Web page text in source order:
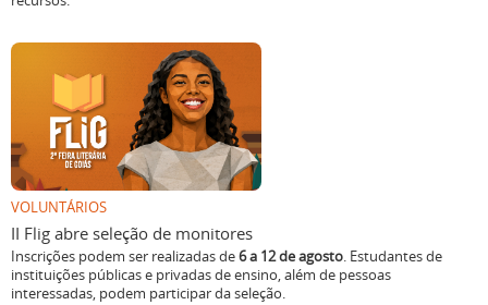
VOLUNTÁRIOS
II Flig abre seleção de monitores
Inscrições podem ser realizadas de6 a 12 de agosto. Estudantes de
instituições públicas e privadas de ensino, além de pessoas
interessadas, podem participar da seleção.